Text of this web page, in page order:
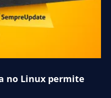
no Linux permite